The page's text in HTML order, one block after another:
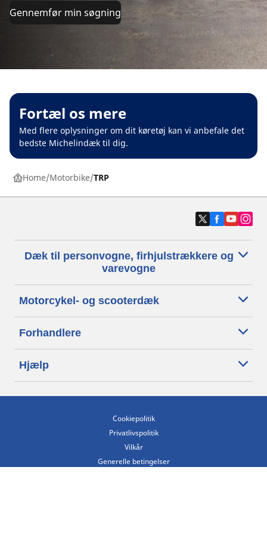
Gennemfør min søgning
Fortæl os mere
Med flere oplysninger om dit køretøj kan vi anbefale det
bedste Michelindæk til dig.
Home Motorbike TRP
Dæk til personvogne, firhjulstrækkere og
varevogne
Motorcykel- og scooterdæk
Forhandlere
Hjælp
Cookiepolitik
Privatlivspolitik
Vilkår
Generelle betingelser